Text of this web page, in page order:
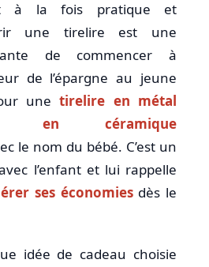
à la fois pratique et
une tirelire est une
de commencer à
de l’épargne au jeune
unetirelire en métal
en céramique
le nom du bébé. C’est un
l’enfant et lui rappelle
ses économiesdès le
idée de cadeau choisie